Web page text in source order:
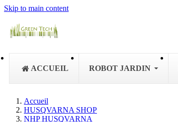
Skip to main content
ACCUEIL ROBOT JARDIN
Accueil
HUSQVARNA SHOP
NHP HUSQVARNA